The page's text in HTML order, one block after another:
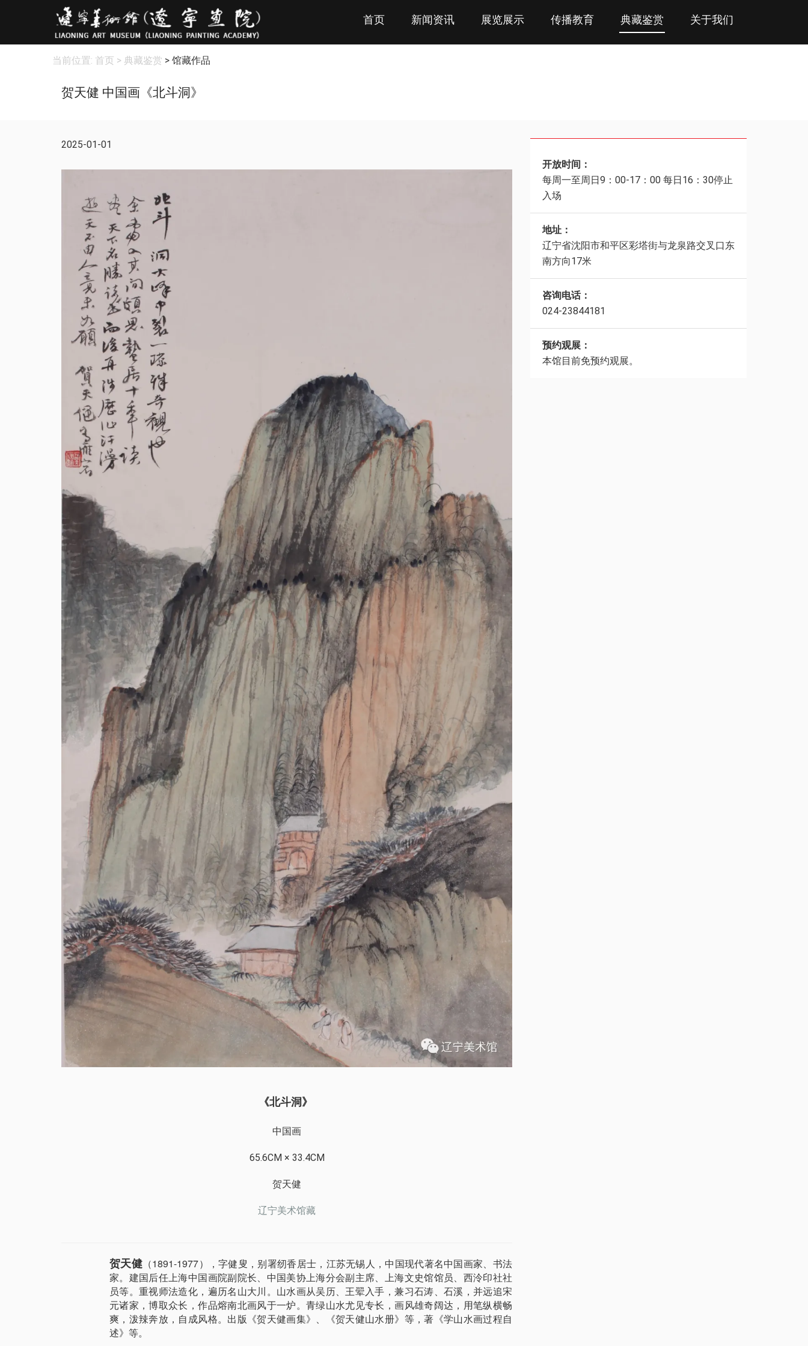
首页 新闻资讯 展览展示 传播教育 典藏鉴赏 关于我们
当前位置: 首页 > 典藏鉴赏 > 馆藏作品
贺天健 中国画《北斗洞》
2025-01-01
《北斗洞》
中国画
65.6CM × 33.4CM
贺天健
辽宁美术馆藏
贺天健（1891-1977），字健叟，别署纫香居士，江苏无锡人，中国现代著名中国画家、书法
家。建国后任上海中国画院副院长、中国美协上海分会副主席、上海文史馆馆员、西泠印社社
员等。重视师法造化，遍历名山大川。山水画从吴历、王翚入手，兼习石涛、石溪，并远追宋
元诸家，博取众长，作品熔南北画风于一炉。青绿山水尤见专长，画风雄奇阔达，用笔纵横畅
爽，泼辣奔放，自成风格。出版《贺天健画集》、《贺天健山水册》等，著《学山水画过程自
述》等。
开放时间：
每周一至周日9：00-17：00 每日16：30停止
入场
地址：
辽宁省沈阳市和平区彩塔街与龙泉路交叉口东
南方向17米
咨询电话：
024-23844181
预约观展：
本馆目前免预约观展。